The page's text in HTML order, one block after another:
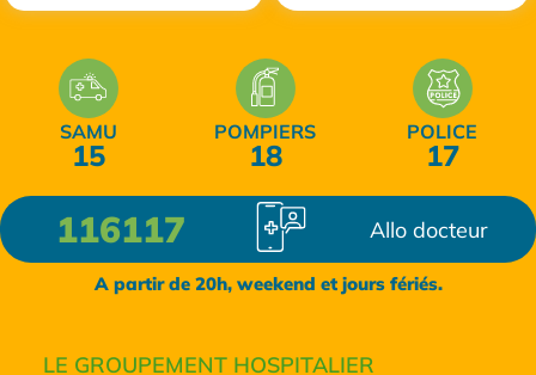
SAMU
15
POMPIERS
18
POLICE
17
116117 Allo docteur
A partir de 20h, weekend et jours fériés.
LE GROUPEMENT HOSPITALIER